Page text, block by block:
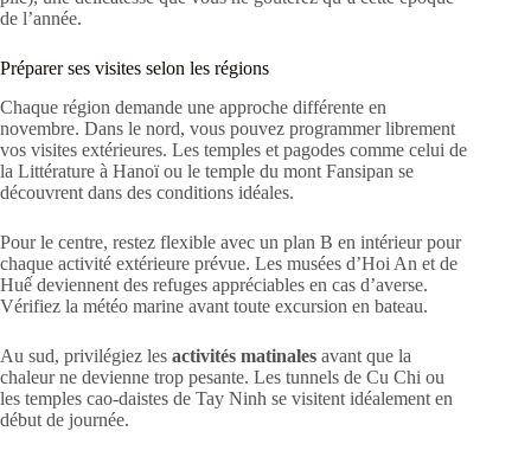
de l’année.
Préparer ses visites selon les régions
Chaque région demande une approche différente en
novembre. Dans le nord, vous pouvez programmer librement
vos visites extérieures. Les temples et pagodes comme celui de
la Littérature à Hanoï ou le temple du mont Fansipan se
découvrent dans des conditions idéales.
Pour le centre, restez flexible avec un plan B en intérieur pour
chaque activité extérieure prévue. Les musées d’Hoi An et de
Huế deviennent des refuges appréciables en cas d’averse.
Vérifiez la météo marine avant toute excursion en bateau.
Au sud, privilégiez les activités matinales avant que la
chaleur ne devienne trop pesante. Les tunnels de Cu Chi ou
les temples cao-daistes de Tay Ninh se visitent idéalement en
début de journée.